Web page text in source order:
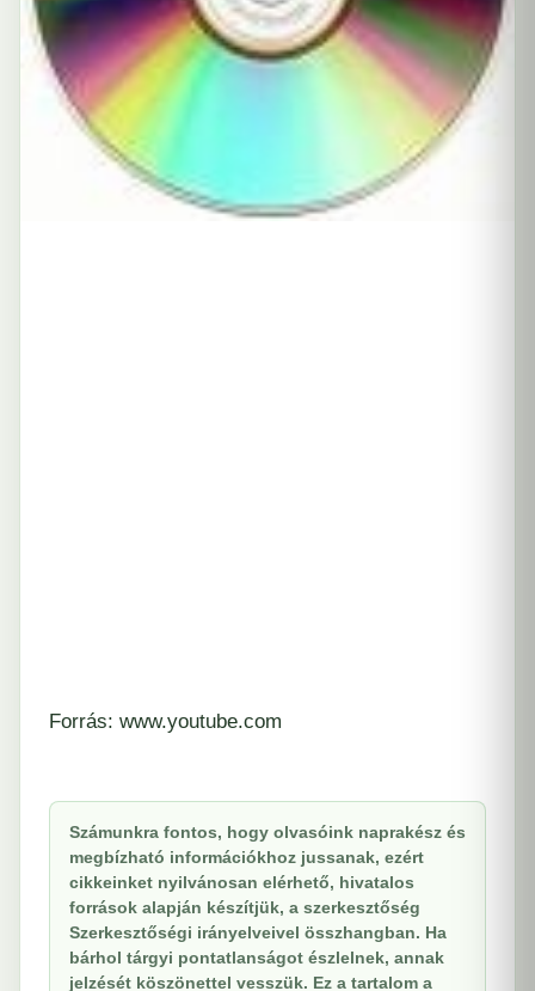
Forrás: www.youtube.com
Számunkra fontos, hogy olvasóink naprakész és
megbízható információkhoz jussanak, ezért
cikkeinket nyilvánosan elérhető, hivatalos
források alapján készítjük, a szerkesztőség
Szerkesztőségi irányelveivel összhangban. Ha
bárhol tárgyi pontatlanságot észlelnek, annak
jelzését köszönettel vesszük. Ez a tartalom a